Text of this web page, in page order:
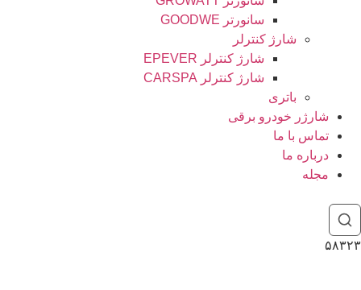
سانورتر GOODWE
شارژ کنترلر
شارژ کنترلر EPEVER
شارژ کنترلر CARSPA
باتری
شارژر خودرو برقی
تماس با ما
درباره ما
مجله
۵۸۳۲۳